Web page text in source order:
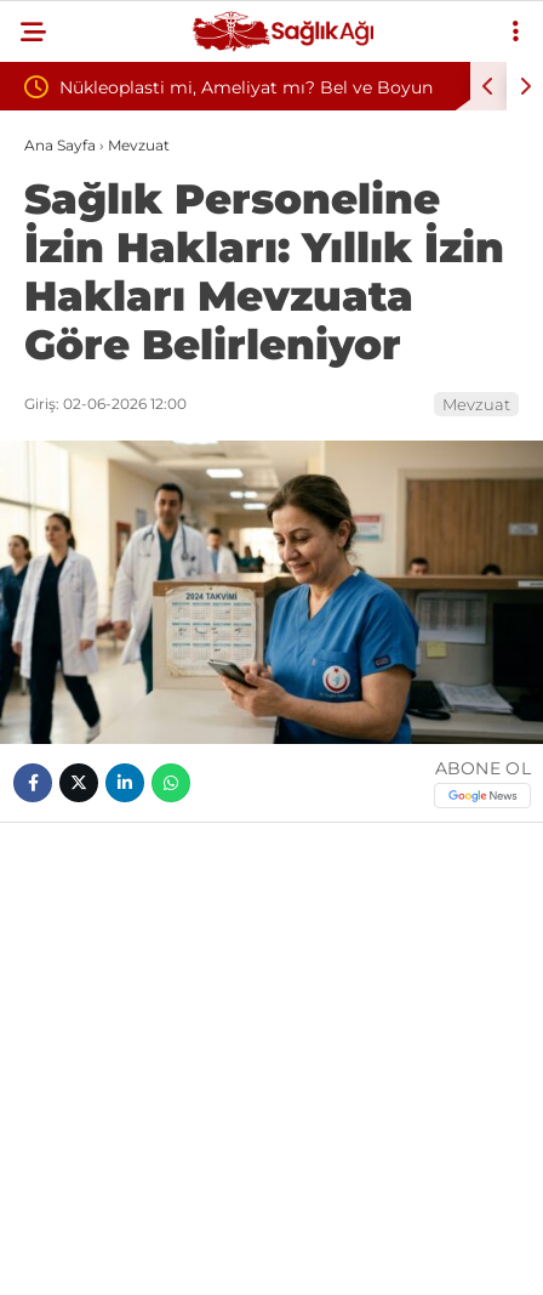
mı? Bel ve Boyun
Seçimi
Kültür ve Turizm Bakanlığı Uludağ
Ana Sayfa › Mevzuat
Sağlık Personeline
İzin Hakları: Yıllık İzin
Hakları Mevzuata
Göre Belirleniyor
Giriş: 02-06-2026 12:00 Mevzuat
ABONE OL